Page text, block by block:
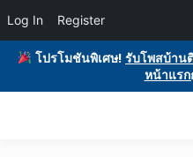
โปรโมชันพิเศษ! รับโพสบ้าน
หน้าแรก
รับโพสต์เว็บบอร์ด ติดAI ตลาดซื้
Log In Register